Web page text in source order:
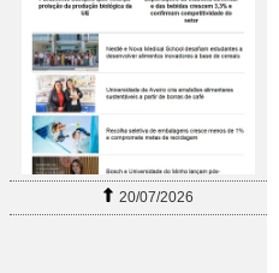
20/07/2026